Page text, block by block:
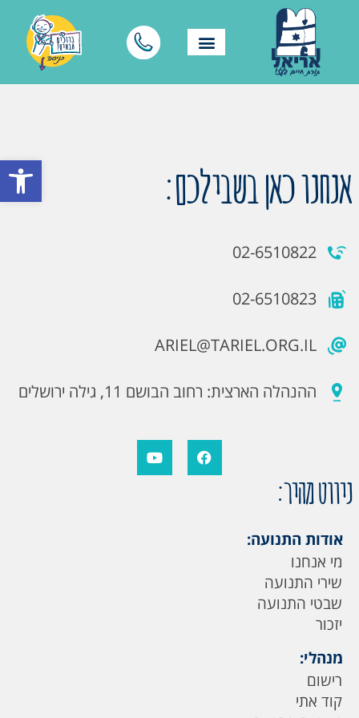
פתח אנחנו כאן בשבילכם:
02-6510822
02-6510823
ARIEL@TARIEL.ORG.IL
ההנהלה הארצית: רחוב הבושם 11, גילה ירושלים
ניווט מהיר:
אודות התנועה:
מי אנחנו
שירי התנועה
שבטי התנועה
יזכור
מנהלי:
רישום
קוד אתי